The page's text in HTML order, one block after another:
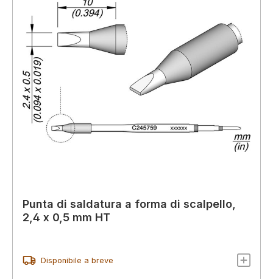
Punta di saldatura a forma di scalpello,
2,4 x 0,5 mm HT
Disponibile a breve